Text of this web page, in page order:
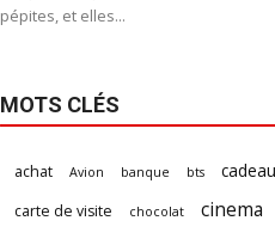
pépites, et elles...
MOTS CLÉS
achat Avion banque bts cadeau
carte de visite chocolat cinema